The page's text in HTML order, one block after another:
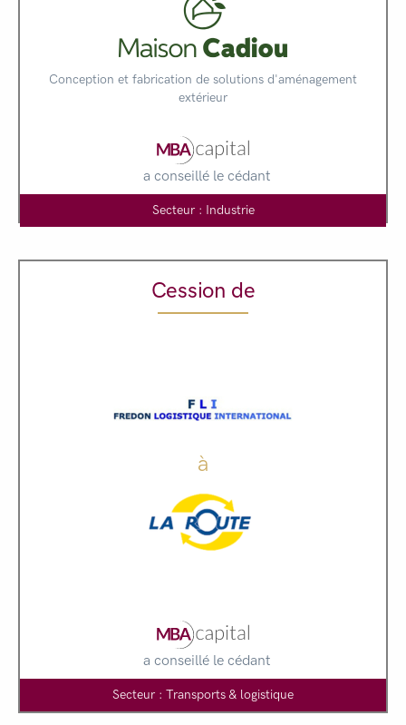
Conception et fabrication de solutions d'aménagement
extérieur
a conseillé le cédant
Secteur : Industrie
Cession de
à
a conseillé le cédant
Secteur : Transports & logistique